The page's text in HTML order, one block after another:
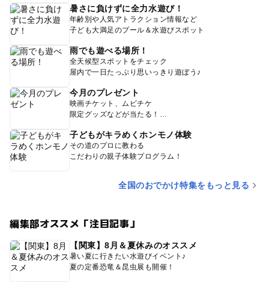
暑さに負けずに全力水遊び！
年齢別や人気アトラクション情報など
子ども大満足のプール＆水遊びスポット
雨でも遊べる場所！
全天候型スポットをチェック
屋内で一日たっぷり思いっきり遊ぼう♪
今月のプレゼント
映画チケット、ムビチケ
限定グッズなどが当たる！
子どもがキラめくホンモノ体験
その道のプロに教わる
こだわりの親子体験プログラム！
全国のおでかけ特集をもっと見る
編集部オススメ「注目記事」
【関東】8月＆夏休みのオススメ
暑い夏に行きたい水遊びイベント♪
夏の定番恐竜＆昆虫展も開催！